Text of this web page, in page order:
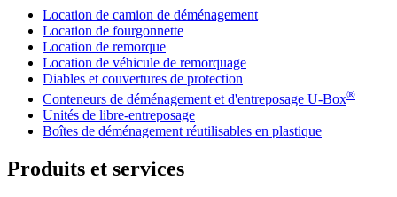
Location de camion de déménagement
Location de fourgonnette
Location de remorque
Location de véhicule de remorquage
Diables et couvertures de protection
Conteneurs de déménagement et d'entreposage U-Box®
Unités de libre-entreposage
Boîtes de déménagement réutilisables en plastique
Produits et services